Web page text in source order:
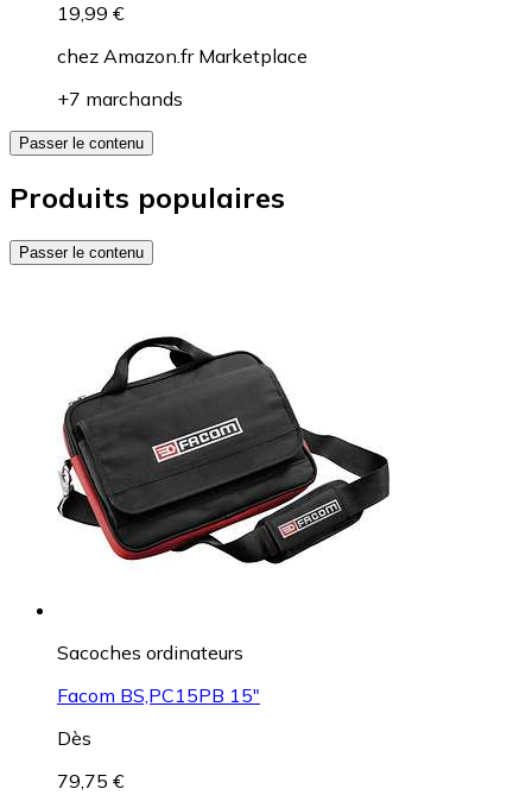
19,99 €
chez Amazon.fr Marketplace
+7 marchands
Passer le contenu
Produits populaires
Passer le contenu
Sacoches ordinateurs
Facom BS,PC15PB 15"
Dès
79,75 €